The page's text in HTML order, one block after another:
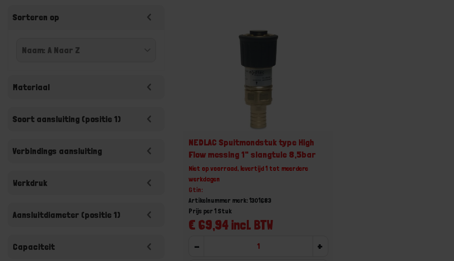
Sorteren op
Materiaal
Soort aansluiting (positie 1)
Verbindings aansluiting
Werkdruk
Aansluitdiameter (positie 1)
Capaciteit
NEDLAC Spuitmondstuk type High
Flow messing 1" slangtule 8,5bar
Niet op voorraad, levertijd 1 tot meerdere
werkdagen
Gtin:
Artikelnummer merk: 1301683
€ 69,94 incl. BTW
Prijs per 1 Stuk
- +